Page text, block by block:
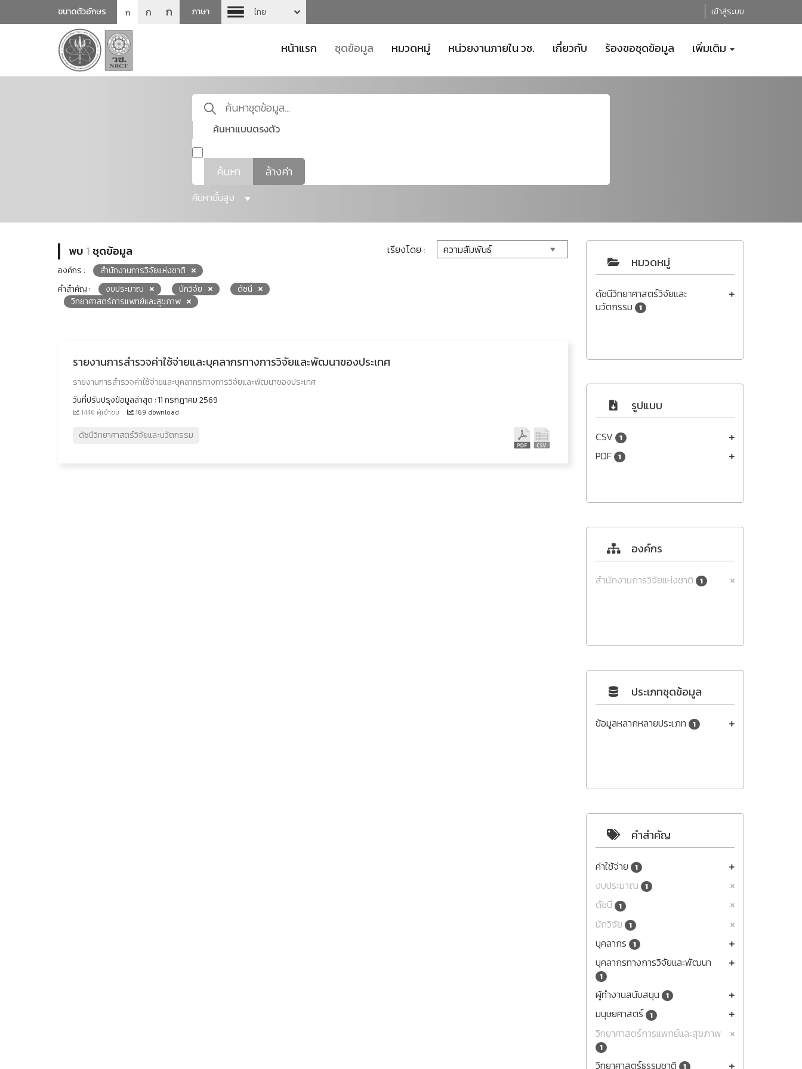
ขนาดตัวอักษร ก ก ก ภาษา ไทย เข้าสู่ระบบ
หน้าแรก ชุดข้อมูล หมวดหมู่ หน่วยงานภายใน วช. เกี่ยวกับ ร้องขอชุดข้อมูล เพิ่มเติม
ค้นหาแบบตรงตัว
ค้นหา ล้างค่า
ค้นหาขั้นสูง
หมวดหมู่
ดัชนีวิทยาศาสตร์วิจัยและ
นวัตกรรม
1
รูปแบบ
CSV 1
PDF 1
องค์กร
สำนักงานการวิจัยแห่งชาติ 1
ประเภทชุดข้อมูล
ข้อมูลหลากหลายประเภท 1
คำสำคัญ
ค่าใช้จ่าย 1
งบประมาณ 1
ดัชนี 1
นักวิจัย 1
บุคลากร 1
บุคลากรทางการวิจัยและพัฒนา
1
ผู้ทำงานสนับสนุน 1
มนุษยศาสตร์ 1
วิทยาศาสตร์การแพทย์และสุขภาพ
1
วิทยาศาสตร์ธรรมชาติ 1
พบ 1ชุดข้อมูล
องค์กร :
สำนักงานการวิจัยแห่งชาติ
คำสำคัญ :
งบประมาณ นักวิจัย
ดัชนี
วิทยาศาสตร์การแพทย์และสุขภาพ
เรียงโดย :
รายงานการสำรวจค่าใช้จ่ายและบุคลากรทางการวิจัยและพัฒนาของประเทศ
รายงานการสำรวจค่าใช้จ่ายและบุคลากรทางการวิจัยและพัฒนาของประเทศ
วันที่ปรับปรุงข้อมูลล่าสุด : 11 กรกฎาคม 2569
1446 ผู้เข้าชม 169 download
ดัชนีวิทยาศาสตร์วิจัยและนวัตกรรม